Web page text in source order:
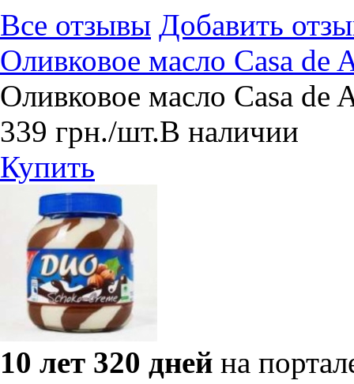
Все отзывы Добавить
​Оливковое масло Casa
​Оливковое масло Casa
339 грн./шт.В наличии
Купить
10 лет 320 дней на